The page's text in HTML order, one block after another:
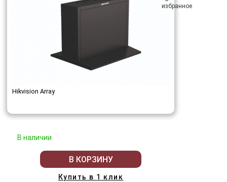
Hikvision Array
В наличии
В КОРЗИНУ
Купить в 1 клик